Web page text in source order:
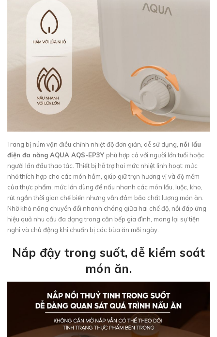
Trang bị núm vặn điều chỉnh nhiệt độ đơn giản, dễ sử dụng, nồi lẩu
điện đa năng AQUA AQS-EP3Y phù hợp cả với người lớn tuổi hoặc
người lần đầu thao tác. Thiết bị hỗ trợ hai mức nhiệt linh hoạt: mức
nhỏ thích hợp cho các món hầm, giúp giữ trọn hương vị và độ mềm
của thực phẩm; mức lớn dùng để nấu nhanh các món lẩu, luộc, kho,
rút ngắn thời gian chế biến nhưng vẫn đảm bảo chất lượng món ăn.
Nhờ khả năng chuyển đổi nhanh chóng giữa hai chế độ, nồi đáp ứng
hiệu quả nhu cầu đa dạng trong căn bếp gia đình, mang lại sự tiện
nghi và chủ động khi chuẩn bị các bữa ăn mỗi ngày.
Nắp đậy trong suốt, dễ kiểm soát
món ăn.